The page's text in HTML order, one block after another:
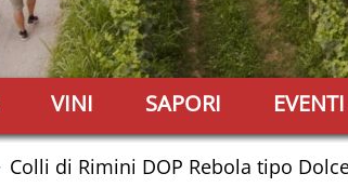
VINI SAPORI EVENTI
Colli di Rimini DOP Rebola tipo